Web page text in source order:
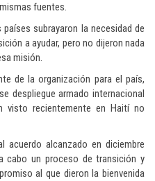
fuentes.
subrayaron la necesidad de
a ayudar, pero no dijeron nada
misión.
de la organización para el país,
despliegue armado internacional
visto recientemente en Haití no
acuerdo alcanzado en diciembre
cabo un proceso de transición y
al que dieron la bienvenida